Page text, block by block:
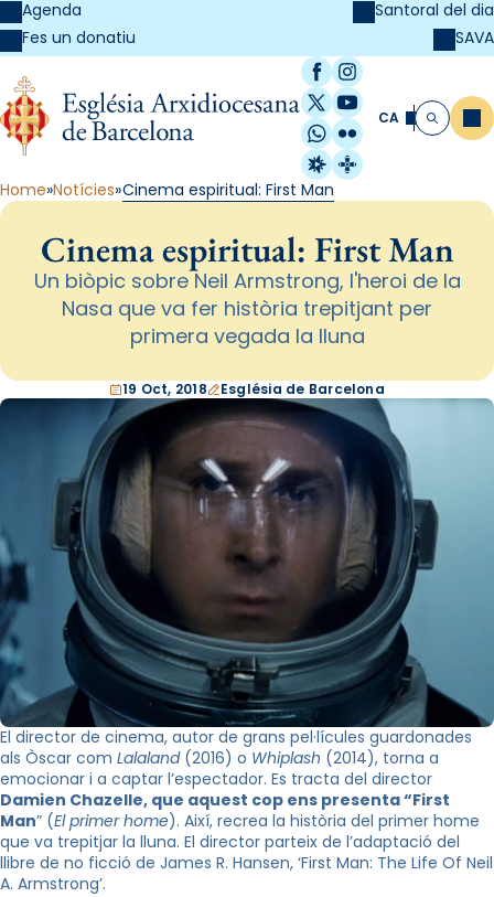
Agenda
Fes un donatiu
Santoral del dia
SAVA
Facebook
Instagram
X / Twitter
YouTube
WhatsApp
Flickr
Radio Estel
Catalunya
CA Cerca
Home Notícies Cinema espiritual: First Man
Cinema espiritual: First Man
Un biòpic sobre Neil Armstrong, l'heroi de la
Nasa que va fer història trepitjant per
primera vegada la lluna
19 Oct, 2018 Església de Barcelona
El director de cinema, autor de grans pel·lícules guardonades
als Òscar com Lalaland(2016) o Whiplash (2014), torna a
emocionar i a captar l’espectador. Es tracta del director
Damien Chazelle, que aquest cop ens presenta “First
Man” (El primer home). Així, recrea la història del primer home
que va trepitjar la lluna. El director parteix de l’adaptació del
llibre de no ficció de James R. Hansen, ‘First Man: The Life Of Neil
A. Armstrong’.